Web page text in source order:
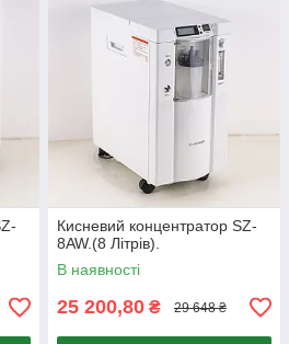
регулятор потоку (ротаметр) в
гнучку трубку з носовими
Кисневий концентратор SZ-
8AW.(8 Літрів).
В наявності
25 200,80 ₴ 29 648 ₴